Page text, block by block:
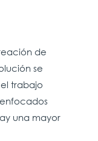
de
se
trabajo
una mayor